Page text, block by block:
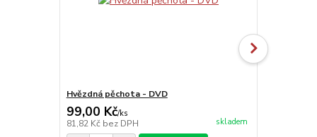
Hvězdná pěchota - DVD
99,00 Kč/ks
81,82 Kč bez DPH skladem